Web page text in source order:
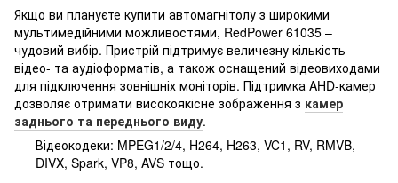
Якщо ви плануєте купити автомагнітолу з широкими
мультимедійними можливостями, RedPower 61035 –
чудовий вибір. Пристрій підтримує величезну кількість
відео- та аудіоформатів, а також оснащений відеовиходами
для підключення зовнішніх моніторів. Підтримка AHD-камер
дозволяє отримати високоякісне зображення з камер
заднього та переднього виду.
Відеокодеки: MPEG1/2/4, H264, H263, VC1, RV, RMVB,
DIVX, Spark, VP8, AVS тощо.